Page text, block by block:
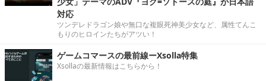
対応
ツンデレドラゴン娘や無口な複眼死神美少女など、属性てんこ
もりのヒロインたちがアツい！
ゲームコマースの最前線ーXsolla特集
Xsollaの最新情報はこちらから！